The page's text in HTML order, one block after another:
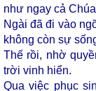
như ngay cả
Ngài đã đi vào
không còn sự
Thế rồi, nhờ
trời vinh hiển.
Qua việc phục